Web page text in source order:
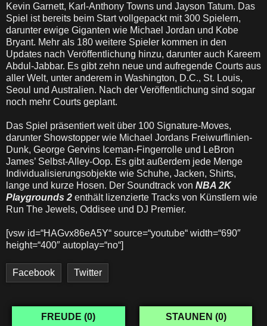
Kevin Garnett, Karl-Anthony Towns und Jayson Tatum. Das
Spiel ist bereits beim Start vollgepackt mit 300 Spielern,
darunter ewige Giganten wie Michael Jordan und Kobe
Bryant. Mehr als 180 weitere Spieler kommen in den
Updates nach Veröffentlichung hinzu, darunter auch Kareem
Abdul-Jabbar. Es gibt zehn neue und aufregende Courts aus
aller Welt, unter anderem in Washington, D.C., St. Louis,
Seoul und Australien. Nach der Veröffentlichung sind sogar
noch mehr Courts geplant.
Das Spiel präsentiert weit über 100 Signature-Moves,
darunter Showstopper wie Michael Jordans Freiwurflinien-
Dunk, George Gervins Iceman-Fingerrolle und LeBron
James’ Selbst-Alley-Oop. Es gibt außerdem jede Menge
Individualisierungsobjekte wie Schuhe, Jacken, Shirts,
lange und kurze Hosen. Der Soundtrack von NBA 2K
Playgrounds 2 enthält lizenzierte Tracks von Künstlern wie
Run The Jewels, Oddisee und DJ Premier.
[vsw id=“HAGvx86eA5Y“ source=“youtube“ width=“690″
height=“400″ autoplay=“no“]
Facebook Twitter
FREUDE (0) STAUNEN (0)